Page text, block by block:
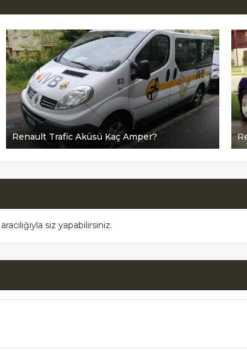
Renault Trafic Aküsü Kaç Amper?
siz yapabilirsiniz.